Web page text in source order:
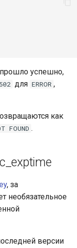
успешно,
502 для ERROR ,
как
FOUND .
, за
необязательное
версии